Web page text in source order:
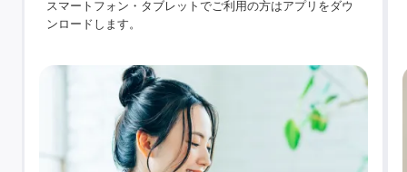
スマートフォン・タブレットでご利用の方はアプリをダウ
ンロードします。